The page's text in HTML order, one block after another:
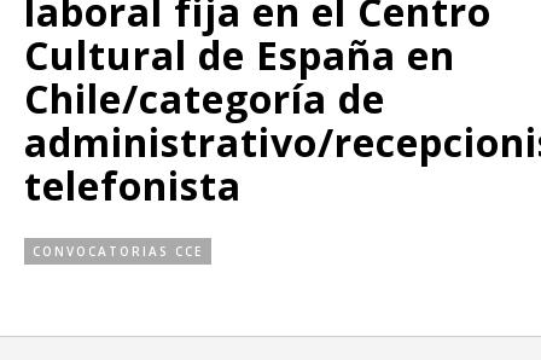
Sitios de interés
Escénicas
Formación
Infantil / Juvenil
Letras
Música / Sonido
Radio / Podcast
laboral fija en el Centro
Cultural de España en
Chile/categoría de
administrativo/
telefonista
CONVOCATORIAS CCE